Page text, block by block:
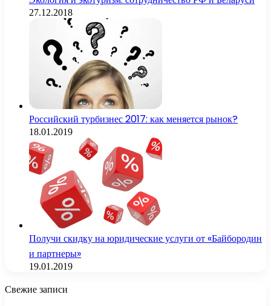
27.12.2018
Российский турбизнес 2017: как меняется рынок?
18.01.2019
Получи скидку на юридические услуги от «Байбородин
и партнеры»
19.01.2019
Свежие записи